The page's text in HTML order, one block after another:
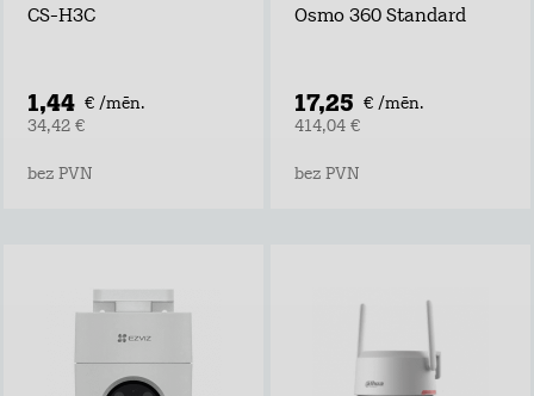
CS-H3C
1,44 € /mēn.
34,42 €
bez PVN
Osmo 360 Standard
17,25 € /mēn.
414,04 €
bez PVN